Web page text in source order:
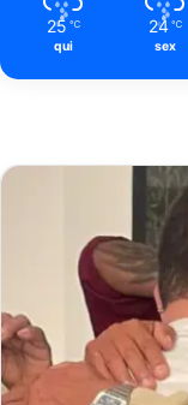
25 ℃
qui
24 ℃
sex